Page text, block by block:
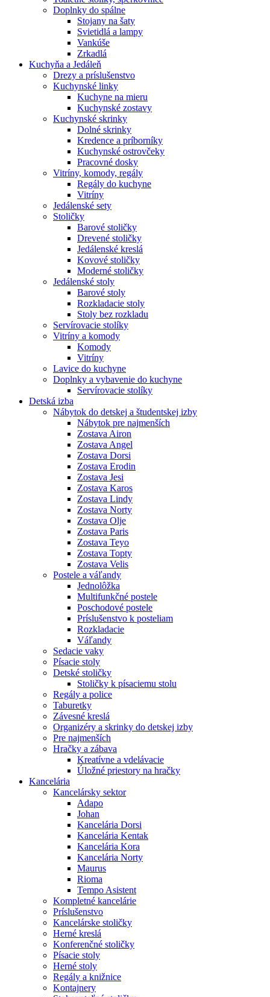
Doplnky do spálne
Stojany na šaty
Svietidlá a lampy
Vankúše
Zrkadlá
Kuchyňa a Jedáleň
Drezy a príslušenstvo
Kuchynské linky
Kuchyne na mieru
Kuchynské zostavy
Kuchynské skrinky
Dolné skrinky
Kredence a príborníky
Kuchynské ostrovčeky
Pracovné dosky
Vitríny, komody, regály
Regály do kuchyne
Vitríny
Jedálenské sety
Stoličky
Barové stoličky
Drevené stoličky
Jedálenské kreslá
Kovové stoličky
Moderné stoličky
Jedálenské stoly
Barové stoly
Rozkladacie stoly
Stoly bez rozkladu
Servírovacie stolíky
Vitríny a komody
Komody
Vitríny
Lavice do kuchyne
Doplnky a vybavenie do kuchyne
Servírovacie stolíky
Detská izba
Nábytok do detskej a študentskej izby
Nábytok pre najmenších
Zostava Airon
Zostava Angel
Zostava Dorsi
Zostava Erodin
Zostava Jesi
Zostava Karos
Zostava Lindy
Zostava Norty
Zostava Olje
Zostava Paris
Zostava Teyo
Zostava Topty
Zostava Velis
Postele a váľandy
Jednolôžka
Multifunkčné postele
Poschodové postele
Príslušenstvo k posteliam
Rozkladacie
Váľandy
Sedacie vaky
Písacie stoly
Detské stoličky
Stoličky k písaciemu stolu
Regály a police
Taburetky
Závesné kreslá
Organizéry a skrinky do detskej izby
Pre najmenších
Hračky a zábava
Kreatívne a vdelávacie
Úložné priestory na hračky
Kancelária
Kancelársky sektor
Adapo
Johan
Kancelária Dorsi
Kancelária Kentak
Kancelária Kora
Kancelária Norty
Maurus
Rioma
Tempo Asistent
Kompletné kancelárie
Príslušenstvo
Kancelárske stoličky
Herné kreslá
Konferenčné stoličky
Písacie stoly
Herné stoly
Regály a knižnice
Kontajnery